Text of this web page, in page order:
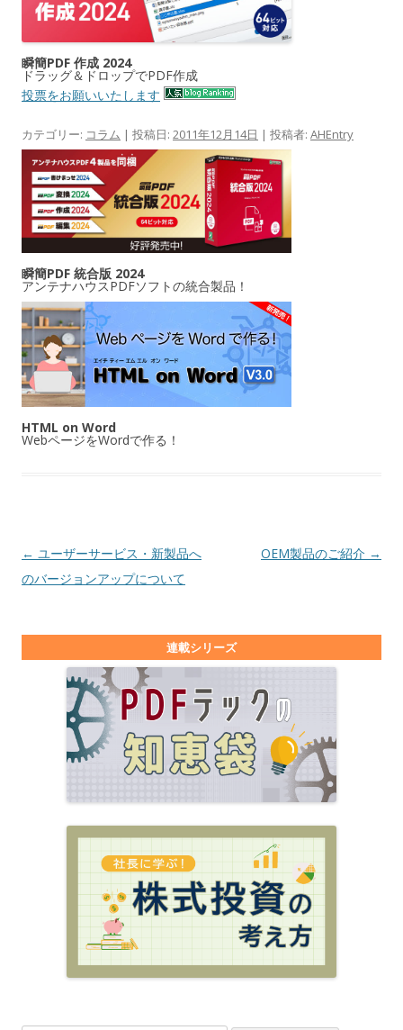
瞬簡PDF 作成 2024
ドラッグ＆ドロップでPDF作成
投票をお願いいたします
カテゴリー: コラム | 投稿日: 2011年12月14日 | 投稿者: AHEntry
瞬簡PDF 統合版 2024
アンテナハウスPDFソフトの統合製品！
HTML on Word
WebページをWordで作る！
投稿ナビゲーション
← ユーザーサービス・新製品へ
のバージョンアップについて
OEM製品のご紹介 →
連載シリーズ